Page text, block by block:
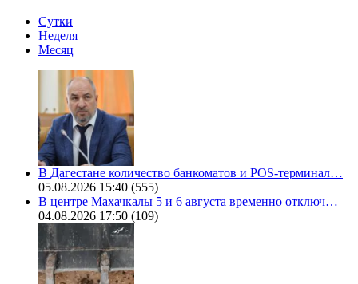
Сутки
Неделя
Месяц
В Дагестане количество банкоматов и POS-терминал…
05.08.2026 15:40 (555)
В центре Махачкалы 5 и 6 августа временно отключ…
04.08.2026 17:50 (109)